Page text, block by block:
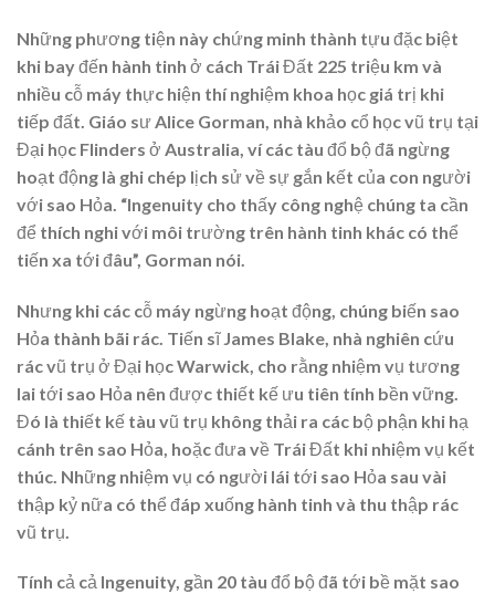
Những phương tiện này chứng minh thành tựu đặc biệt
khi bay đến hành tinh ở cách Trái Đất 225 triệu km và
nhiều cỗ máy thực hiện thí nghiệm khoa học giá trị khi
tiếp đất. Giáo sư Alice Gorman, nhà khảo cổ học vũ trụ tại
Đại học Flinders ở Australia, ví các tàu đổ bộ đã ngừng
hoạt động là ghi chép lịch sử về sự gắn kết của con người
với sao Hỏa. “Ingenuity cho thấy công nghệ chúng ta cần
để thích nghi với môi trường trên hành tinh khác có thể
tiến xa tới đâu”, Gorman nói.
Nhưng khi các cỗ máy ngừng hoạt động, chúng biến sao
Hỏa thành bãi rác. Tiến sĩ James Blake, nhà nghiên cứu
rác vũ trụ ở Đại học Warwick, cho rằng nhiệm vụ tương
lai tới sao Hỏa nên được thiết kế ưu tiên tính bền vững.
Đó là thiết kế tàu vũ trụ không thải ra các bộ phận khi hạ
cánh trên sao Hỏa, hoặc đưa về Trái Đất khi nhiệm vụ kết
thúc. Những nhiệm vụ có người lái tới sao Hỏa sau vài
thập kỷ nữa có thể đáp xuống hành tinh và thu thập rác
vũ trụ.
Tính cả cả Ingenuity, gần 20 tàu đổ bộ đã tới bề mặt sao